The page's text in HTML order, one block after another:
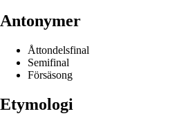
Antonymer
Åttondelsfinal
Semifinal
Försäsong
Etymologi